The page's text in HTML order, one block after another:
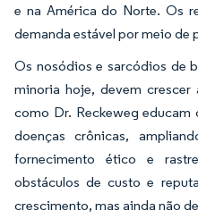
e na América do Norte. Os
demanda estável por meio de
Os nosódios e sarcódios de
minoria hoje, devem crescer
como Dr. Reckeweg
doenças crônicas,
fornecimento ético e
obstáculos de custo e
crescimento, mas ainda não